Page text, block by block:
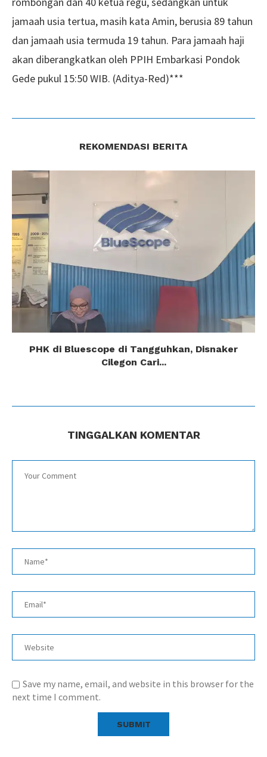
jamaah usia tertua, masih kata Amin, berusia 89 tahun
dan jamaah usia termuda 19 tahun. Para jamaah haji
akan diberangkatkan oleh PPIH Embarkasi Pondok
Gede pukul 15:50 WIB. (Aditya-Red)***
REKOMENDASI BERITA
PHK di Bluescope di Tangguhkan, Disnaker
Cilegon Cari...
TINGGALKAN KOMENTAR
Save my name, email, and website in this browser for the
next time I comment.